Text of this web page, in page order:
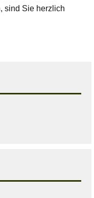
sind Sie herzlich